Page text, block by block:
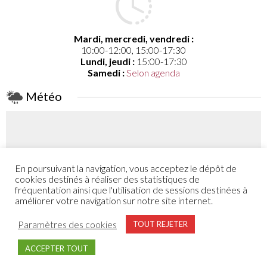
Mardi, mercredi, vendredi :
10:00-12:00, 15:00-17:30
Lundi, jeudi :15:00-17:30
Samedi :Selon agenda
Météo
Coefficient
46
En poursuivant la navigation, vous acceptez le dépôt de
cookies destinés à réaliser des statistiques de
fréquentation ainsi que l'utilisation de sessions destinées à
améliorer votre navigation sur notre site internet.
Paramètres des cookies TOUT REJETER
ACCEPTER TOUT